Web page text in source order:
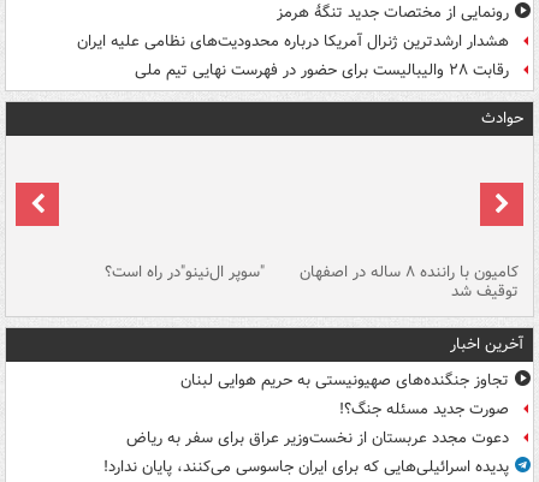
رونمایی از مختصات جدید تنگۀ هرمز
هشدار ارشدترین ژنرال آمریکا درباره محدودیت‌های نظامی علیه ایران
رقابت ۲۸ والیبالیست برای حضور در فهرست نهایی تیم ملی
حوادث
کامیون با راننده ۸ ساله در اصفهان
توقیف شد
"سوپر ال‌نینو"در راه است؟
آخرین اخبار
تجاوز جنگنده‌های صهیونیستی به حریم هوایی لبنان
صورت جدید مسئله جنگ؟!
دعوت مجدد عربستان از نخست‌وزیر عراق برای سفر به ریاض
پدیده اسرائیلی‌هایی که برای ایران جاسوسی می‌کنند، پایان ندارد!